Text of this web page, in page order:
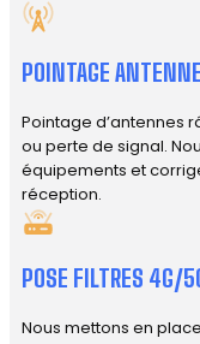
POINTAGE
Pointage d’antennes
ou perte de signal.
équipements et
réception.
POSE FILTRES 4G/
Nous mettons en